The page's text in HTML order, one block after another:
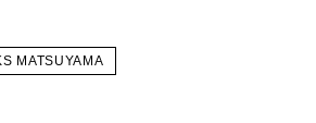
MATSUYAMA